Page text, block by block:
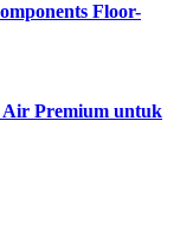
Floor-
Premium untuk